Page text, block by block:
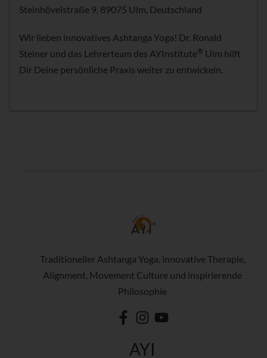
Steinhövelstraße 9, 89075 Ulm, Deutschland
Wir lieben innovatives Ashtanga Yoga! Dr. Ronald
Steiner und das Lehrerteam des AYInstitute® Ulm hilft
Dir Deine persönliche Praxis weiter zu entwickeln.
Traditioneller Ashtanga Yoga, innovative Therapie,
Alignment, Movement Culture und inspirierende
Philosophie
AYI